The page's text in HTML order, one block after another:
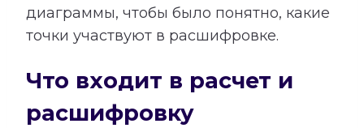
диаграммы, чтобы было понятно, какие
точки участвуют в расшифровке.
Что входит в расчет и
расшифровку